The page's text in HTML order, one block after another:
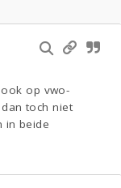
op vwo-
toch niet
in beide